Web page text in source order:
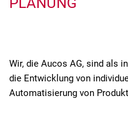
Wir, die Aucos AG, sind als
die Entwicklung von
Automatisierung von